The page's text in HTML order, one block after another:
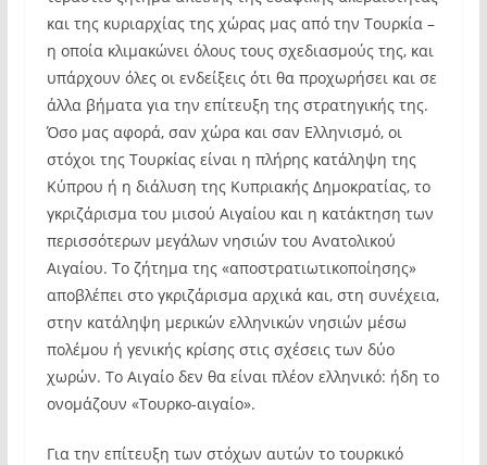
και της κυριαρχίας της χώρας μας από την Τουρκία –
η οποία κλιμακώνει όλους τους σχεδιασμούς της, και
υπάρχουν όλες οι ενδείξεις ότι θα προχωρήσει και σε
άλλα βήματα για την επίτευξη της στρατηγικής της.
Όσο μας αφορά, σαν χώρα και σαν Ελληνισμό, οι
στόχοι της Τουρκίας είναι η πλήρης κατάληψη της
Κύπρου ή η διάλυση της Κυπριακής Δημοκρατίας, το
γκριζάρισμα του μισού Αιγαίου και η κατάκτηση των
περισσότερων μεγάλων νησιών του Ανατολικού
Αιγαίου. Το ζήτημα της «αποστρατιωτικοποίησης»
αποβλέπει στο γκριζάρισμα αρχικά και, στη συνέχεια,
στην κατάληψη μερικών ελληνικών νησιών μέσω
πολέμου ή γενικής κρίσης στις σχέσεις των δύο
χωρών. Το Αιγαίο δεν θα είναι πλέον ελληνικό: ήδη το
ονομάζουν «Τουρκο-αιγαίο».
Για την επίτευξη των στόχων αυτών το τουρκικό